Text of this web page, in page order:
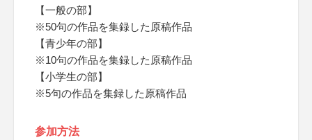
【一般の部】
※50句の作品を集録した原稿作品
【青少年の部】
※10句の作品を集録した原稿作品
【小学生の部】
※5句の作品を集録した原稿作品
参加方法